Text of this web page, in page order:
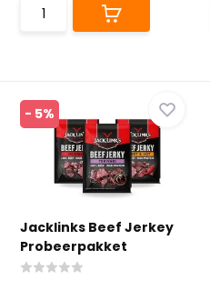
- 5%
Jacklinks Beef Jerkey
Probeerpakket